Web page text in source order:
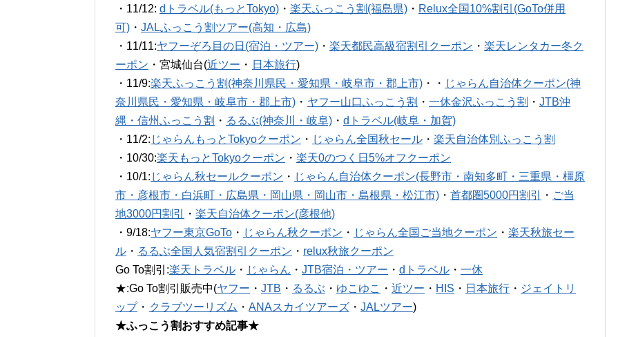
・11/12: dトラベル(もっとTokyo) ・ 楽天ふっこう割(福島県) ・ Relux全国10%割引(GoTo併用
可) ・ JALふっこう割ツアー(高知・広島)
・11/11:ヤフーぞろ目の日(宿泊・ツアー) ・ 楽天都民高級宿割引クーポン ・ 楽天レンタカー冬ク
ーポン ・宮城仙台(近ツー ・ 日本旅行)
・11/9:楽天ふっこう割(神奈川県民・愛知県・岐阜市・郡上市) ・・ じゃらん自治体クーポン(神
奈川県民・愛知県・岐阜市・郡上市) ・ ヤフー山口ふっこう割 ・ 一休金沢ふっこう割 ・ JTB沖
縄・信州ふっこう割 ・ るるぶ(神奈川・岐阜) ・ dトラベル(岐阜・加賀)
・11/2: じゃらんもっとTokyoクーポン ・ じゃらん全国秋セール ・ 楽天自治体別ふっこう割
・10/30:楽天もっとTokyoクーポン ・ 楽天0のつく日5%オフクーポン
・10/1: じゃらん秋セールクーポン ・ じゃらん自治体クーポン(長野市・南知多町・三重県・橿原
市・彦根市・白浜町・広島県・岡山県・岡山市・島根県・松江市) ・ 首都圏5000円割引 ・ ご当
地3000円割引
・ 楽天自治体クーポン(彦根他)
・9/18:ヤフー東京GoTo ・ じゃらん秋クーポン ・ じゃらん全国ご当地クーポン ・ 楽天秋旅セー
ル ・ るるぶ全国人気宿割引クーポン ・ relux秋旅クーポン
Go To割引:楽天トラベル ・ じゃらん ・ JTB宿泊・ツアー ・ dトラベル ・ 一休
★:Go To割引販売中(ヤフー ・ JTB ・ るるぶ ・ ゆこゆこ ・ 近ツー ・ HIS ・ 日本旅行 ・ ジェイトリ
ップ・ クラブツーリズム ・ ANAスカイツアーズ ・ JALツアー)
★ふっこう割おすすめ記事★